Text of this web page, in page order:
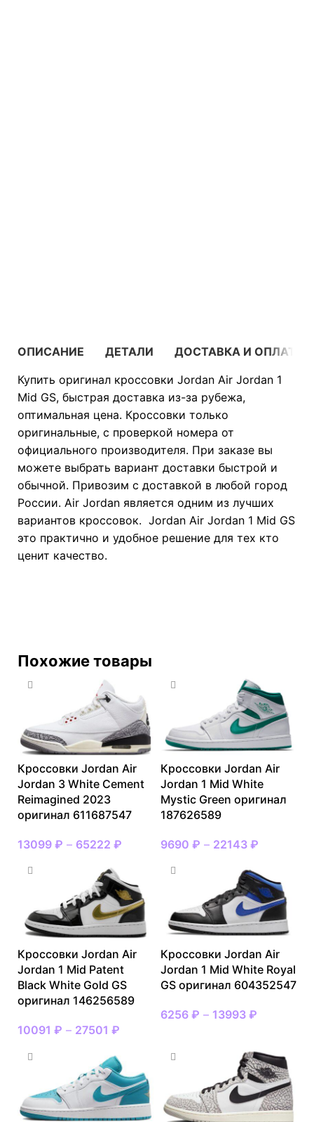
ОПИСАНИЕ ДЕТАЛИ
ДОСТАВКА И ОПЛАТА
Купить оригинал кроссовки Jordan Air Jordan 1
Mid GS, быстрая доставка из-за рубежа,
оптимальная цена. Кроссовки только
оригинальные, с проверкой номера от
официального производителя. При заказе вы
можете выбрать вариант доставки быстрой и
обычной. Привозим с доставкой в любой город
России. Air Jordan является одним из лучших
вариантов кроссовок. Jordan Air Jordan 1 Mid GS
это практично и удобное решение для тех кто
ценит качество.
Похожие товары
Кроссовки Jordan Air
Jordan 3 White Cement
Reimagined 2023
оригинал 611687547
13099 ₽ – 65222 ₽
Кроссовки Jordan Air
Jordan 1 Mid White
Mystic Green оригинал
187626589
9690 ₽ – 22143 ₽
Кроссовки Jordan Air
Jordan 1 Mid Patent
Black White Gold GS
оригинал 146256589
10091 ₽ – 27501 ₽
Кроссовки Jordan Air
Jordan 1 Mid White Royal
GS оригинал 604352547
6256 ₽ – 13993 ₽